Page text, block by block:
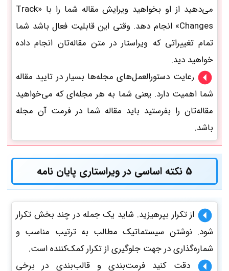
می‌دهید از او بخواهید ویرایش مقاله شما را با «Track
Changes» انجام دهد. وقتی این قابلیت فعال باشد شما
تمام تغییراتی که ویراستار در متن مقاله‌تان انجام داده
خواهید دید.
رعایت دستورالعمل‌های مجله‌ها بسیار در تایید مقاله
شما اهمیت دارد. یعنی شما به هر مجله‌‌ای که می‌خواهید
مقاله‌تان را بفرستید باید مقاله شما در فرمت آن مجله
باشد.
5 نکته اساسی در ویراستاری پایان نامه
از تکرار بپرهیزید. شاید یک جمله در چند بخش تکرار
شود. نوشتن سیستماتیک مطالب به ترتیب مناسب و
شماره‌گذاری در جهت جلوگیری از تکرار کمک‌کننده است.
دقت کنید فرمت‌بندی و قالب‌بندی در برخی